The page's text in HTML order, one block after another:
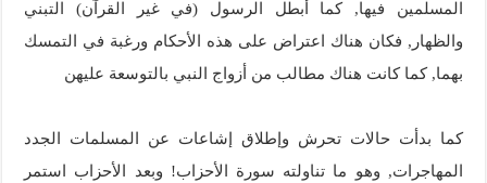
المسلمين فيها, كما أبطل الرسول (في غير القرآن) التبني
والظهار, فكان هناك اعتراض على هذه الأحكام ورغبة في التمسك
بهما, كما كانت هناك مطالب من أزواج النبي بالتوسعة عليهن
كما بدأت حالات تحرش وإطلاق إشاعات عن المسلمات الجدد
المهاجرات, وهو ما تناولته سورة الأحزاب! وبعد الأحزاب استمر